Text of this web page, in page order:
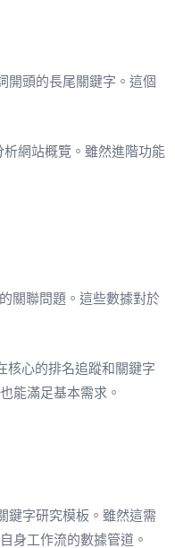
開頭的長尾關鍵字。這個
網站概覽。雖然進階功能
關聯問題。這些數據對於
核心的排名追蹤和關鍵字
能滿足基本需求。
鍵字研究模板。雖然這需
身工作流的數據管道。